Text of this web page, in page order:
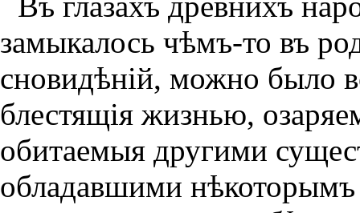
замыкалось чѣмъ-то въ
сновидѣнiй, можно было
блестящiя жизнью,
обитаемыя другими
обладавшими